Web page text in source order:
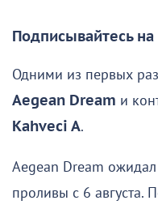
Подписывайтесь
Одними из первых
Aegean Dream и
Kahveci A.
Aegean Dream
проливы с 6 августа.